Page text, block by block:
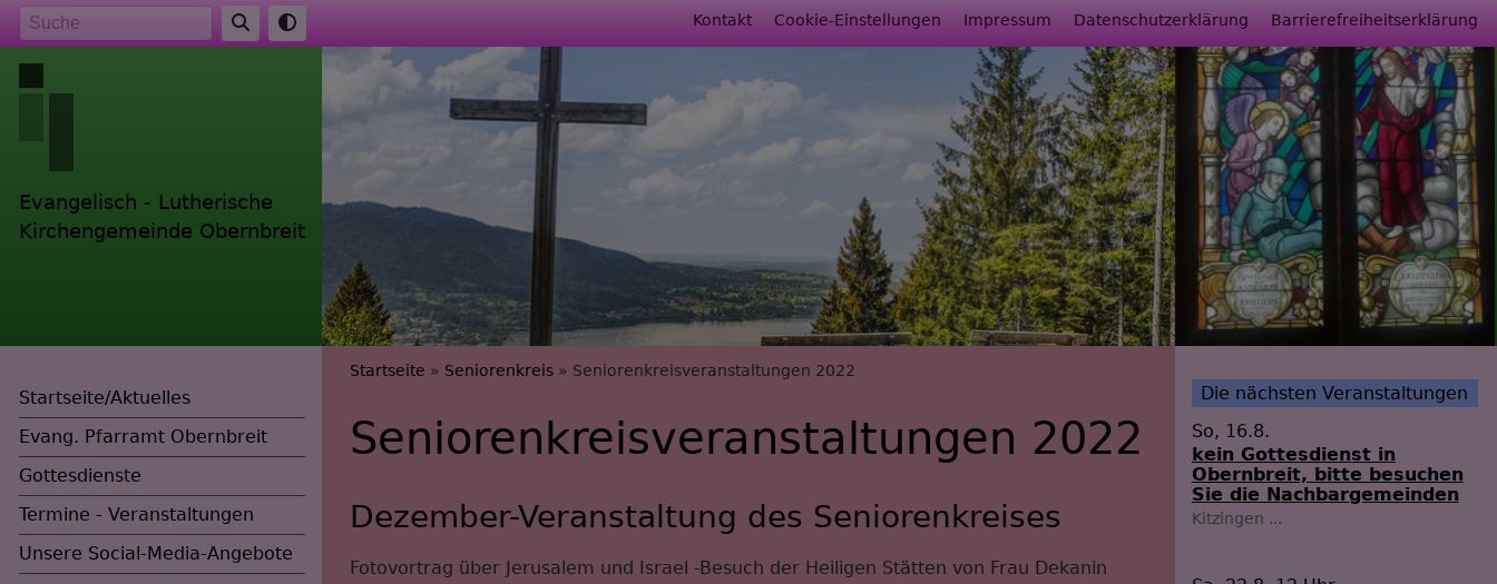
Direkt
zum
Inhalt
Fußbereichsmenü
Kontakt Cookie-Einstellungen Impressum Datenschutzerklärung Barrierefreiheitserklärung
Evangelisch - Lutherische
Kirchengemeinde Obernbreit
Startseite/Aktuelles
Evang. Pfarramt Obernbreit
Gottesdienste
Termine - Veranstaltungen
Unsere Social-Media-Angebote
Breadcrumb
Startseite Seniorenkreis Seniorenkreisveranstaltungen 2022
Seniorenkreisveranstaltungen 2022
Dezember-Veranstaltung des Seniorenkreises
Fotovortrag über Jerusalem und Israel -Besuch der Heiligen Stätten von Frau Dekanin
Die nächsten Veranstaltungen
So, 16.8.
kein Gottesdienst in
Obernbreit, bitte besuchen
Sie die Nachbargemeinden
Kitzingen ...